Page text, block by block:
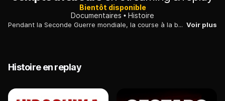
Bientôt disponible
Documentaires
Histoire
Pendant la Seconde Guerre mondiale, la course à la bombe atomique est lancée par l'Allemagne, ce qui pousse les Etats-Unis à mobiliser toutes ses ressources. Voir plus
Histoire en replay